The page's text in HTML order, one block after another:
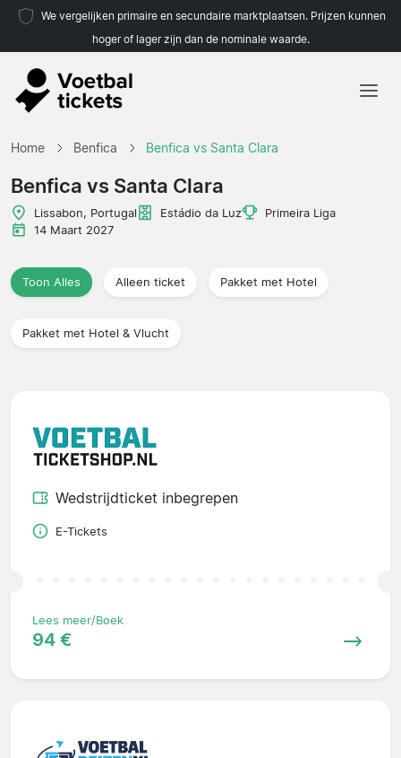
We vergelijken primaire en secundaire marktplaatsen. Prijzen kunnen
hoger of lager zijn dan de nominale waarde.
Home Benfica Benfica vs Santa Clara
Benfica vs Santa Clara
Lissabon, Portugal Estádio da Luz
Primeira Liga
14 Maart 2027
Toon Alles Alleen ticket Pakket met Hotel
Pakket met Hotel & Vlucht
Wedstrijdticket inbegrepen
E-Tickets
Lees meer/Boek
94 €